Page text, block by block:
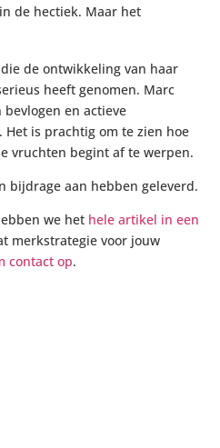
de hectiek. Maar het
de ontwikkeling van haar
heeft genomen. Marc
en actieve
is prachtig om te zien hoe
vruchten begint af te werpen.
bijdrage aan hebben geleverd.
we het hele artikel in een
merkstrategie voor jouw
contact op.